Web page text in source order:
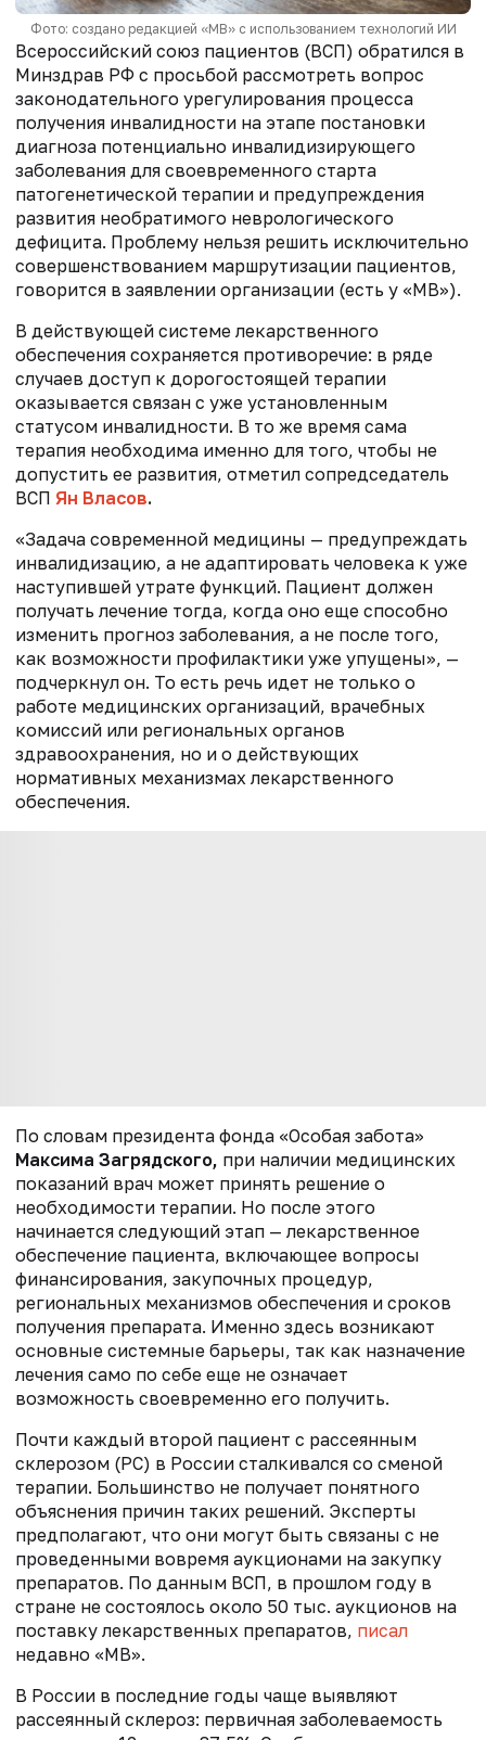
Фото: создано редакцией «МВ» с использованием технологий ИИ
Всероссийский союз пациентов (ВСП) обратился в
Минздрав РФ с просьбой рассмотреть вопрос
законодательного урегулирования процесса
получения инвалидности на этапе постановки
диагноза потенциально инвалидизирующего
заболевания для своевременного старта
патогенетической терапии и предупреждения
развития необратимого неврологического
дефицита. Проблему нельзя решить исключительно
совершенствованием маршрутизации пациентов,
говорится в заявлении организации (есть у «МВ»).
В действующей системе лекарственного
обеспечения сохраняется противоречие: в ряде
случаев доступ к дорогостоящей терапии
оказывается связан с уже установленным
статусом инвалидности. В то же время сама
терапия необходима именно для того, чтобы не
допустить ее развития, отметил сопредседатель
ВСП Ян Власов.
«Задача современной медицины — предупреждать
инвалидизацию, а не адаптировать человека к уже
наступившей утрате функций. Пациент должен
получать лечение тогда, когда оно еще способно
изменить прогноз заболевания, а не после того,
как возможности профилактики уже упущены», —
подчеркнул он. То есть речь идет не только о
работе медицинских организаций, врачебных
комиссий или региональных органов
здравоохранения, но и о действующих
нормативных механизмах лекарственного
обеспечения.
По словам президента фонда «Особая забота»
Максима Загрядского, при наличии медицинских
показаний врач может принять решение о
необходимости терапии. Но после этого
начинается следующий этап — лекарственное
обеспечение пациента, включающее вопросы
финансирования, закупочных процедур,
региональных механизмов обеспечения и сроков
получения препарата. Именно здесь возникают
основные системные барьеры, так как назначение
лечения само по себе еще не означает
возможность своевременно его получить.
Почти каждый второй пациент с рассеянным
склерозом (РС) в России сталкивался со сменой
терапии. Большинство не получает понятного
объяснения причин таких решений. Эксперты
предполагают, что они могут быть связаны с не
проведенными вовремя аукционами на закупку
препаратов. По данным ВСП, в прошлом году в
стране не состоялось около 50 тыс. аукционов на
поставку лекарственных препаратов, писал
недавно «МВ».
В России в последние годы чаще выявляют
рассеянный склероз: первичная заболеваемость